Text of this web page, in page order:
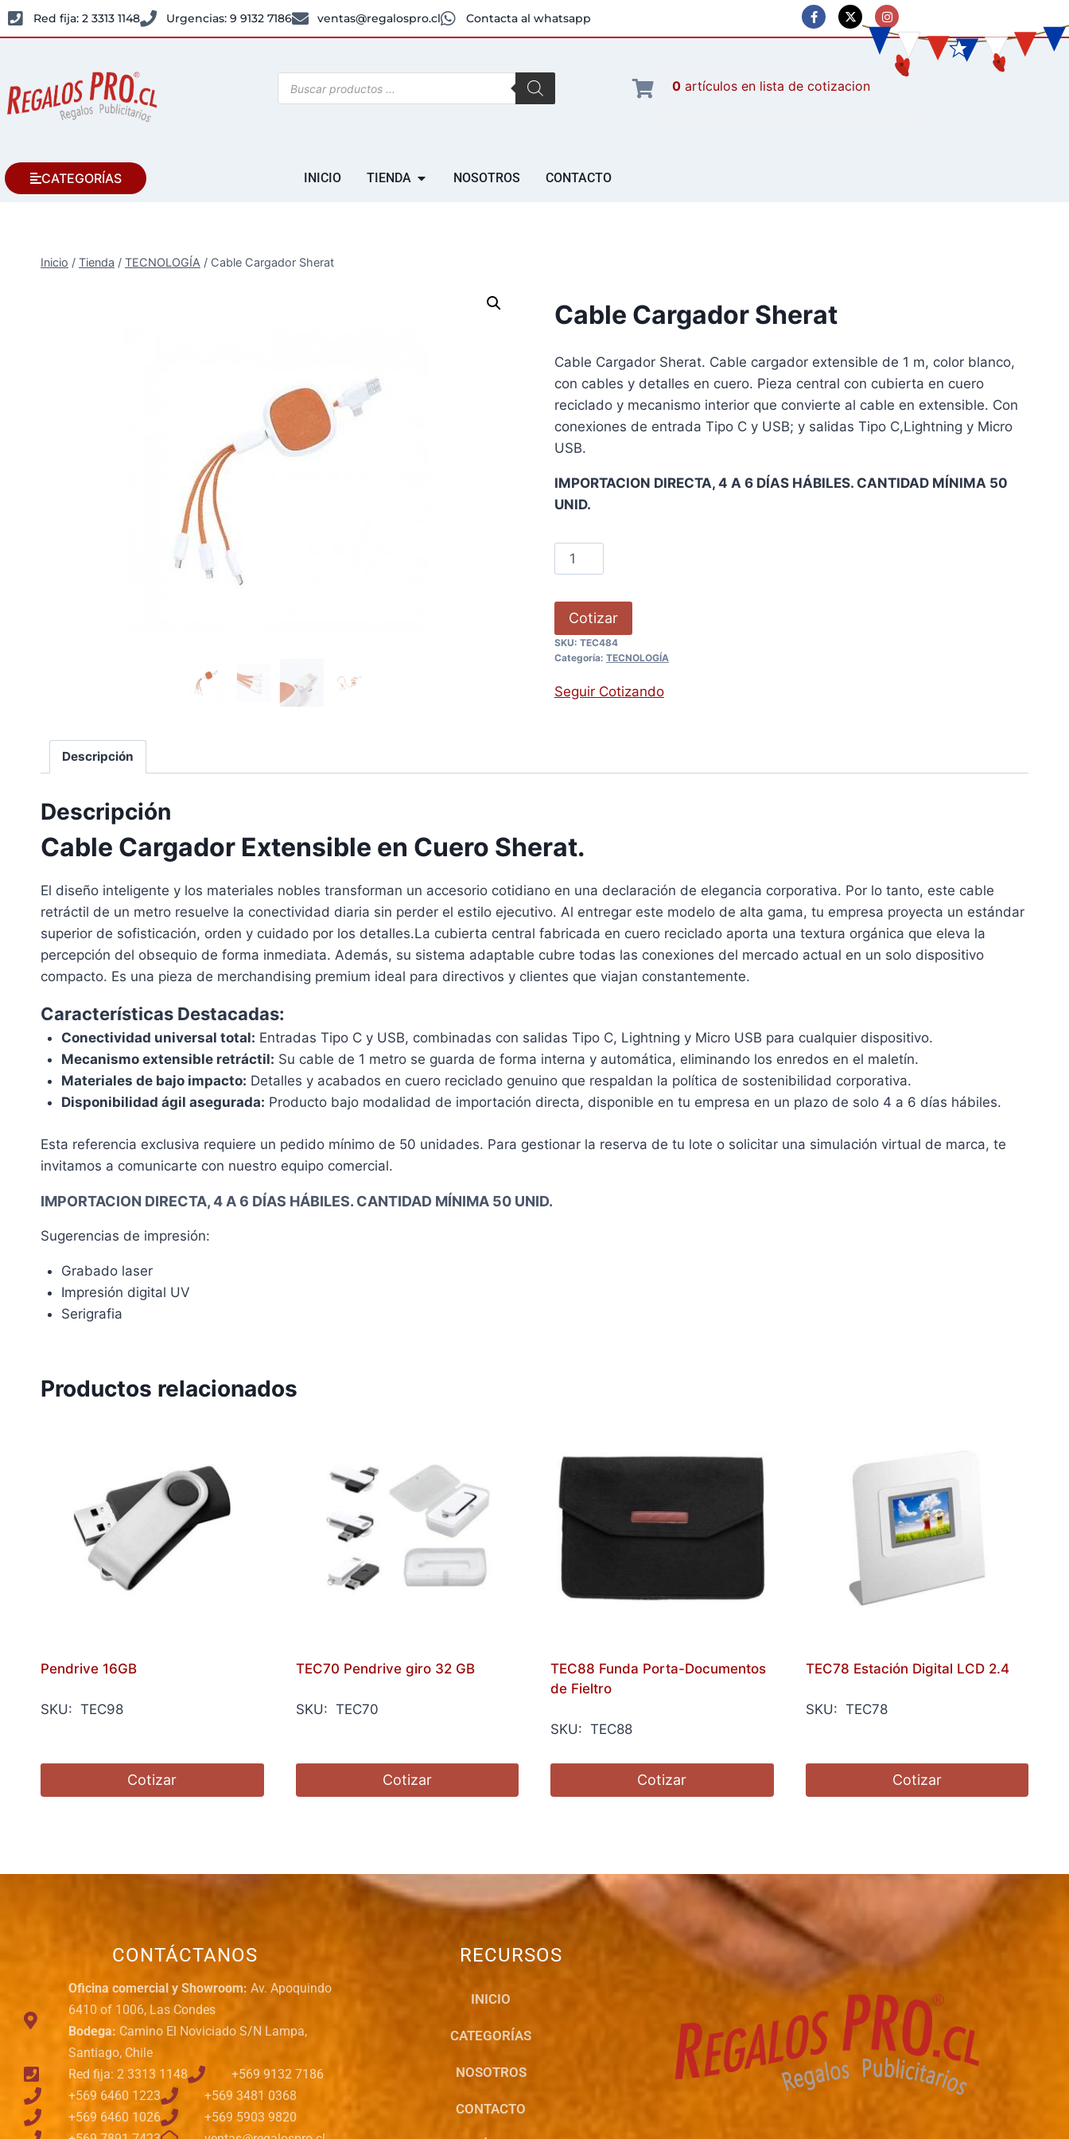
Red fija: 2 3313 1148 Urgencias: 9 9132 7186 ventas@regalospro.cl Contacta al whatsapp
0 artículos
CATEGORÍAS INICIO TIENDA NOSOTROS CONTACTO
Inicio / Tienda / TECNOLOGÍA / Cable Cargador Sherat
Cable Cargador Sherat
Cable Cargador Sherat. Cable cargador extensible de 1 m, color blanco,
con cables y detalles en cuero. Pieza central con cubierta en cuero
reciclado y mecanismo interior que convierte al cable en extensible. Con
conexiones de entrada Tipo C y USB; y salidas Tipo C,Lightning y Micro
USB.
IMPORTACION DIRECTA, 4 A 6 DÍAS HÁBILES. CANTIDAD MÍNIMA 50
UNID.
Cotizar
SKU: TEC484
Categoría: TECNOLOGÍA
Seguir Cotizando
Descripción
Descripción
Cable Cargador Extensible en Cuero Sherat.
El diseño inteligente y los materiales nobles transforman un accesorio cotidiano en una declaración de elegancia corporativa. Por lo tanto, este cable
retráctil de un metro resuelve la conectividad diaria sin perder el estilo ejecutivo. Al entregar este modelo de alta gama, tu empresa proyecta un estándar
superior de sofisticación, orden y cuidado por los detalles.La cubierta central fabricada en cuero reciclado aporta una textura orgánica que eleva la
percepción del obsequio de forma inmediata. Además, su sistema adaptable cubre todas las conexiones del mercado actual en un solo dispositivo
compacto. Es una pieza de merchandising premium ideal para directivos y clientes que viajan constantemente.
Características Destacadas:
Conectividad universal total: Entradas Tipo C y USB, combinadas con salidas Tipo C, Lightning y Micro USB para cualquier dispositivo.
Mecanismo extensible retráctil: Su cable de 1 metro se guarda de forma interna y automática, eliminando los enredos en el maletín.
Materiales de bajo impacto: Detalles y acabados en cuero reciclado genuino que respaldan la política de sostenibilidad corporativa.
Disponibilidad ágil asegurada: Producto bajo modalidad de importación directa, disponible en tu empresa en un plazo de solo 4 a 6 días hábiles.
Esta referencia exclusiva requiere un pedido mínimo de 50 unidades. Para gestionar la reserva de tu lote o solicitar una simulación virtual de marca, te
invitamos a comunicarte con nuestro equipo comercial.
IMPORTACION DIRECTA, 4 A 6 DÍAS HÁBILES. CANTIDAD MÍNIMA 50 UNID.
Sugerencias de impresión:
Grabado laser
Impresión digital UV
Serigrafia
Productos relacionados
Pendrive 16GB
SKU: TEC98
Cotizar
TEC70 Pendrive giro 32 GB
SKU: TEC70
Cotizar
TEC88 Funda Porta-Documentos
de Fieltro
SKU: TEC88
Cotizar
TEC78 Estación Digital LCD 2.4
SKU: TEC78
Cotizar
CONTÁCTANOS
Oficina comercial y Showroom: Av. Apoquindo
6410 of 1006, Las Condes
Bodega: Camino El Noviciado S/N Lampa,
Santiago, Chile
Red fija: 2 3313 1148
+569 9132 7186
+569 6460 1223
+569 3481 0368
+569 6460 1026
+569 5903 9820
RECURSOS
INICIO
CATEGORÍAS
NOSOTROS
CONTACTO